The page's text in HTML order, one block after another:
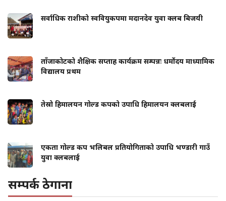
सर्वाधिक राशीको स्ववियुकपमा मदानदेव युवा क्लब बिजयी
ताँजाकोटको शैक्षिक सप्ताह कार्यक्रम सम्पन्नः धर्मोदय माध्यामिक
विद्यालय प्रथम
तेस्रो हिमालयन गोल्ड कपको उपाधि हिमालयन क्लबलाई
एकता गोल्ड कप भलिबल प्रतियोगिताको उपाधि भण्डारी गाउँ
युवा क्लबलाई
सम्पर्क ठेगाना